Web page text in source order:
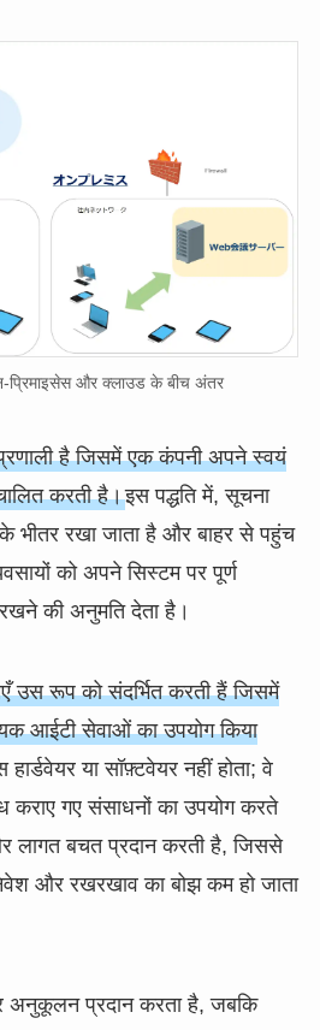
प्रिमाइसेस और क्लाउड के बीच अंतर
है जिसमें एक कंपनी अपने स्वयं
करती है।इस पद्धति में, सूचना
भीतर रखा जाता है और बाहर से पहुंच
को अपने सिस्टम पर पूर्ण
की अनुमति देता है।
उस रूप को संदर्भित करती हैं जिसमें
आईटी सेवाओं का उपयोग किया
या सॉफ़्टवेयर नहीं होता; वे
कराए गए संसाधनों का उपयोग करते
लागत बचत प्रदान करती है, जिससे
और रखरखाव का बोझ कम हो जाता
अनुकूलन प्रदान करता है, जबकि